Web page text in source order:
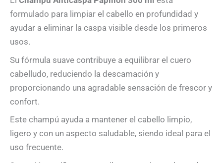
formulado para limpiar el cabello en profundidad y
ayudar a eliminar la caspa visible desde los primeros
usos.
Su fórmula suave contribuye a equilibrar el cuero
cabelludo, reduciendo la descamación y
proporcionando una agradable sensación de frescor y
confort.
Este champú ayuda a mantener el cabello limpio,
ligero y con un aspecto saludable, siendo ideal para el
uso frecuente.